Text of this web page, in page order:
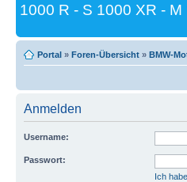
1000 R - S 1000 XR - M
Portal » Foren-Übersicht » BMW-
Anmelden
Username:
Passwort:
Ich